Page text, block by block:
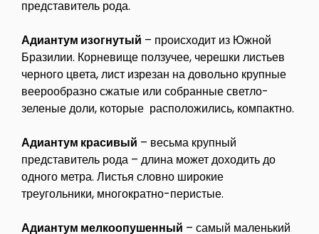
представитель рода.
Адиантум изогнутый – происходит из Южной
Бразилии. Корневище ползучее, черешки листьев
черного цвета, лист изрезан на довольно крупные
веерообразно сжатые или собранные светло-
зеленые доли, которые расположились, компактно.
Адиантум красивый – весьма крупный
представитель рода – длина может доходить до
одного метра. Листья словно широкие
треугольники, многократно-перистые.
Адиантум мелкоопушенный – самый маленький